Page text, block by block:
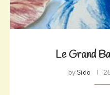
Le Grand
bySido